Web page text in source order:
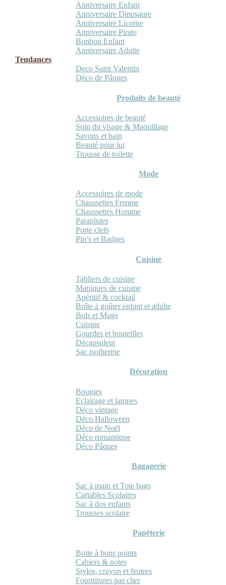
Anniversaire Enfant
Anniversaire Dinosaure
Anniversaire Licorne
Anniversaire Pirate
Bonbon Enfant
Anniversaire Adulte
Tendances
Deco Saint Valentin
Déco de Pâques
Produits de beauté
Accessoires de beauté
Soin du visage & Maquillage
Savons et bain
Beauté pour lui
Trousse de toilette
Mode
Accessoires de mode
Chaussettes Femme
Chaussettes Homme
Parapluies
Porte clefs
Pin’s et Badges
Cuisine
Tabliers de cuisine
Maniques de cuisine
Apéritif & cocktail
Boîte à goûter enfant et adulte
Bols et Mugs
Cuisine
Gourdes et bouteilles
Décapsuleur
Sac isotherme
Décoration
Bougies
Eclairage et lampes
Déco vintage
Déco Halloween
Déco de Noël
Déco romantique
Déco Pâques
Bagagerie
Sac à main et Tote bags
Cartables Scolaires
Sac à dos enfants
Trousses scolaire
Papèterie
Boite à bons points
Cahiers & notes
Stylos, crayon et feutres
Fournitures pas cher